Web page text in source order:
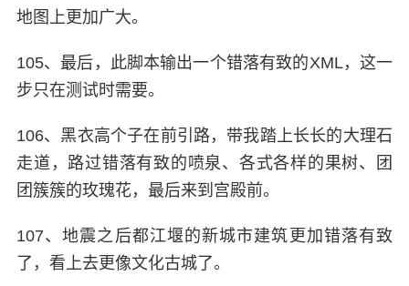
地图上更加广大。
105、最后，此脚本输出一个错落有致的XML，这一
步只在测试时需要。
106、黑衣高个子在前引路，带我踏上长长的大理石
走道，路过错落有致的喷泉、各式各样的果树、团
团簇簇的玫瑰花，最后来到宫殿前。
107、地震之后都江堰的新城市建筑更加错落有致
了，看上去更像文化古城了。